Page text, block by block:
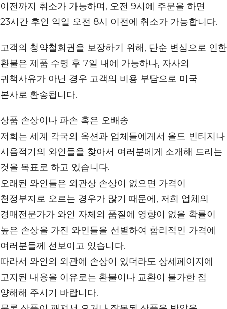
이전까지 취소가 가능하며, 오전 9시에 주문을 하면
23시간 후인 익일 오전 8시 이전에 취소가 가능합니다.
고객의 청약철회권을 보장하기 위해, 단순 변심으로 인한
환불은 제품 수령 후 7일 내에 가능하나, 자사의
귀책사유가 아닌 경우 고객의 비용 부담으로 미국
본사로 환송됩니다.
상품 손상이나 파손 혹은 오배송
저희는 세계 각국의 옥션과 업체들에게서 올드 빈티지나
시음적기의 와인들을 찾아서 여러분에게 소개해 드리는
것을 목표로 하고 있습니다.
오래된 와인들은 외관상 손상이 없으면 가격이
천정부지로 오르는 경우가 많기 때문에, 저희 업체의
경매전문가가 와인 자체의 품질에 영향이 없을 확률이
높은 손상을 가진 와인들을 선별하여 합리적인 가격에
여러분들께 선보이고 있습니다.
따라서 와인의 외관에 손상이 있더라도 상세페이지에
고지된 내용을 이유로는 환불이나 교환이 불가한 점
양해해 주시기 바랍니다.